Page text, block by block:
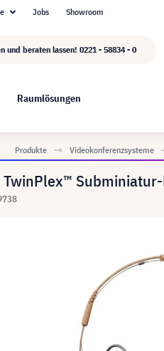
Jobs Showroom
und beraten lassen! 0221 - 58834 - 0
Raumlösungen
Produkte Videokonferenzsysteme